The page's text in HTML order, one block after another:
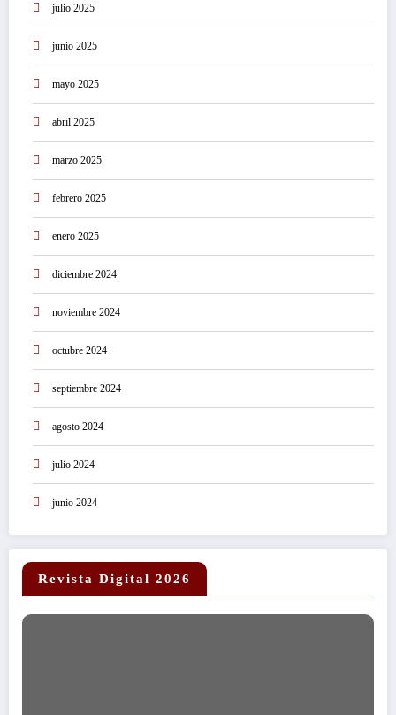
julio 2025
junio 2025
mayo 2025
abril 2025
marzo 2025
febrero 2025
enero 2025
diciembre 2024
noviembre 2024
octubre 2024
septiembre 2024
agosto 2024
julio 2024
junio 2024
Revista Digital 2026